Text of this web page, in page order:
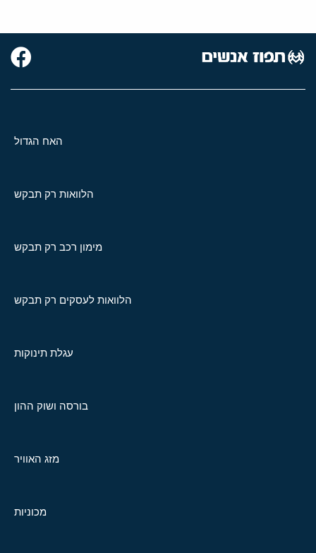
האח הגדול
הלוואות רק תבקש
מימון רכב רק תבקש
הלוואות לעסקים רק תבקש
עגלת תינוקות
בורסה ושוק ההון
מזג האוויר
מכוניות